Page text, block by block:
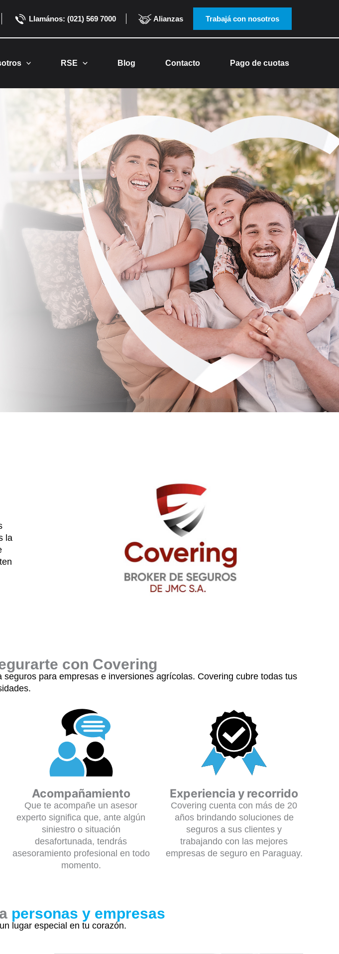
Llamános: (021) 569 7000 Alianzas Trabajá con nosotros
RSE Blog Contacto Pago de cuotas
la
con Covering
para empresas e inversiones agrícolas. Covering cubre todas tus
Acompañamiento
Que te acompañe un asesor
experto significa que, ante algún
siniestro o situación
desafortunada, tendrás
asesoramiento profesional en todo
momento.
Experiencia y recorrido
Covering cuenta con más de 20
años brindando soluciones de
seguros a sus clientes y
trabajando con las mejores
empresas de seguro en Paraguay.
personas y empresas
lugar especial en tu corazón.